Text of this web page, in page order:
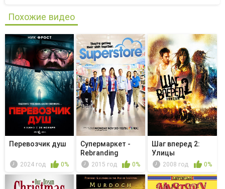
Похожие видео
Перевозчик душ
2024 год 0%
Супермаркет -
Rebranding
2015 год 0%
Шаг вперед 2:
Улицы
2008 год 0%